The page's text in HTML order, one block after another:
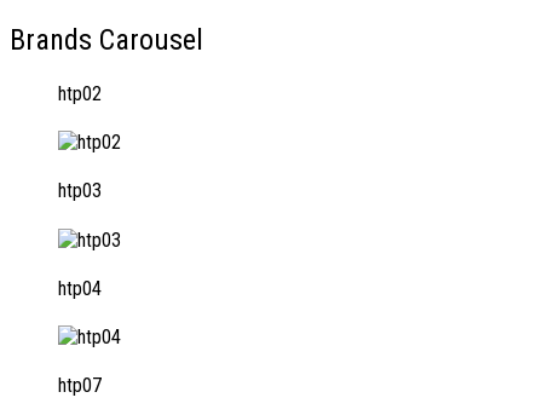
Brands Carousel
htp02
htp03
htp04
htp07